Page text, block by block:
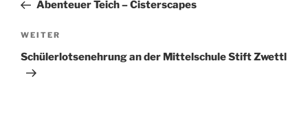
Abenteuer Teich – Cisterscapes
Nächster
Beitrag
WEITER
Schülerlotsenehrung an der Mittelschule Stift Zwettl